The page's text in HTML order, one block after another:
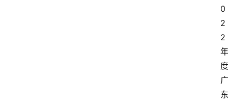
0
2
2
年
度
广
东